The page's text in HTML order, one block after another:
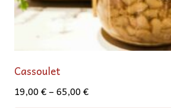
Cassoulet
19,00€–65,00€